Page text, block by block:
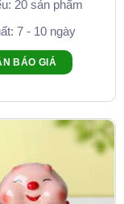
20 sản phẩm
7 - 10 ngày
BÁO GIÁ